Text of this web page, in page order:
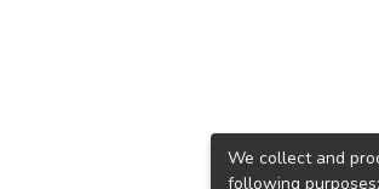
We collect and
following purposes: